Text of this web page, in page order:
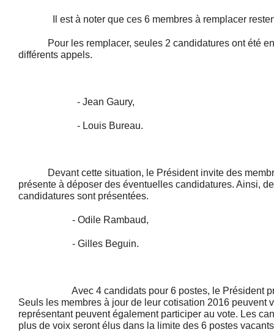
Il est à noter que ces 6 membres à remplacer
Pour les remplacer, seules 2 candidatures ont été
différents appels.
- Jean Gaury,
- Louis Bureau.
Devant cette situation, le Président invite des
présente à déposer des éventuelles candidatures. Ainsi,
candidatures sont présentées.
- Odile Rambaud,
- Gilles Beguin.
Avec 4 candidats pour 6 postes, le Président
Seuls les membres à jour de leur cotisation 2016 peuvent
représentant peuvent également participer au vote. Les
plus de voix seront élus dans la limite des 6 postes